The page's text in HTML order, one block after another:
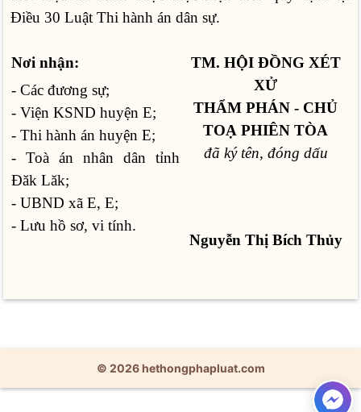
Điều 30 Luật Thi hành án dân sự.
Nơi nhận:
- Các đương sự;
- Viện KSND huyện E;
- Thi hành án huyện E;
- Toà án nhân dân tỉnh
Đăk Lăk;
- UBND xã E, E;
- Lưu hồ sơ, vi tính.
TM. HỘI ĐỒNG XÉT
XỬ
THẨM PHÁN - CHỦ
TOẠ PHIÊN TÒA
đã ký tên, đóng dấu
Nguyễn Thị Bích Thủy
© 2026 hethongphapluat.com